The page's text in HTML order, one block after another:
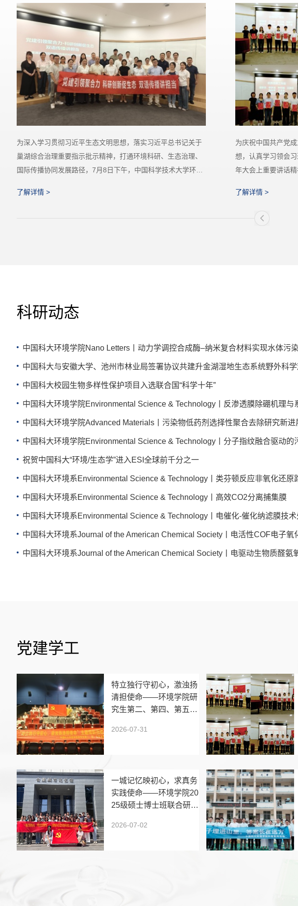
近期，中国科学技术大学环境学院在Environmental Science &
Technology发表题为“Decoupling Energy Demand from Boron
Compliance in Seawater Desalination via a Hybrid Single-Pa
基于混合单级多段（Hybrid Single-Pass Multi-Stage，HSP
了解详情 >
为进一步传承红色
力培养，中国科学技
学院”）组织近20名
书记杨林、李静怡
等内容展开，通过
融合。为深化校际
了解详情 >
科研动态
中国科大环境学院Nano Letters丨动力学调控合成酶–纳米复合材料实现水体污
中国科大与安徽大学、池州市林业局签署协议共建升金湖湿地生态系统野外科
中国科大校园生物多样性保护项目入选联合国“科学十年”
中国科大环境学院Environmental Science & Technology丨反渗透膜除硼机理与
中国科大环境学院Advanced Materials丨污染物低药剂选择性聚合去除研究新进
祝贺中国科大“环境/生态学”进入ESI全球前千分之一
中国科大环境系Environmental Science & Technology丨类芬顿反应非氧化还原
中国科大环境系Environmental Science & Technology丨高效CO2分离捕集膜
党建学工
特立独行守初心，激浊扬
清担使命——环境学院研
究生第二、第四、第五党
动
2026-07-31
一城记忆映初心，求真务
实践使命——环境学院20
25级硕士博士班联合研究
解密暨树立和践行正确政
2026-07-02